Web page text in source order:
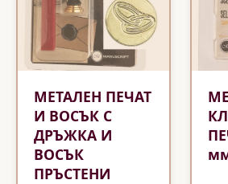
МЕТАЛЕН ПЕЧАТ
И ВОСЪК С
ДРЪЖКА И
ВОСЪК
ПРЪСТЕНИ